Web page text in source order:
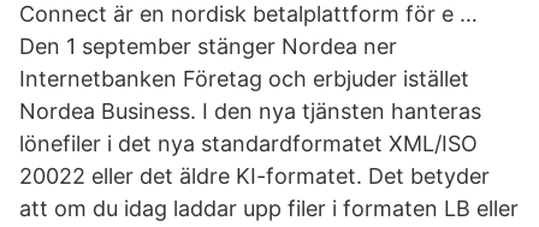
Connect är en nordisk betalplattform för e …
Den 1 september stänger Nordea ner
Internetbanken Företag och erbjuder istället
Nordea Business. I den nya tjänsten hanteras
lönefiler i det nya standardformatet XML/ISO
20022 eller det äldre KI-formatet. Det betyder
att om du idag laddar upp filer i formaten LB eller